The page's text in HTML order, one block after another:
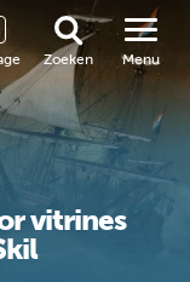
Zoeken
Menu
vitrines